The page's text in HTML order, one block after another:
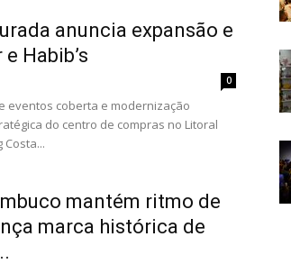
anuncia expansão e
Habib’s
0
eventos coberta e modernização
do centro de compras no Litoral
mantém ritmo de
marca histórica de